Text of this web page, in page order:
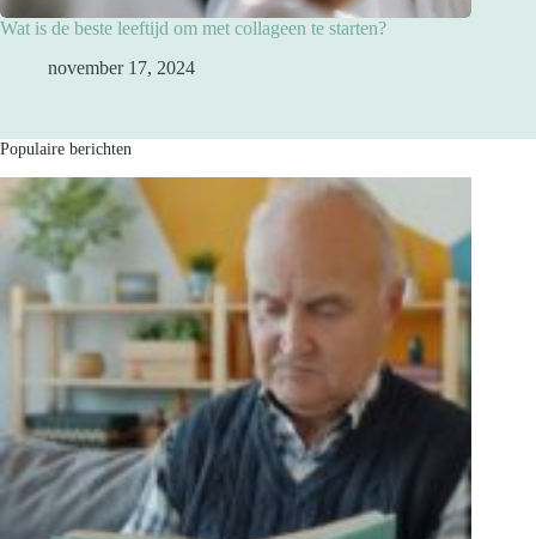
Wat is de beste leeftijd om met collageen te starten?
november 17, 2024
Populaire berichten